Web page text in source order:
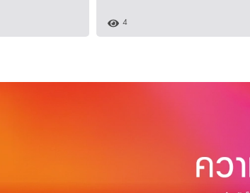
4